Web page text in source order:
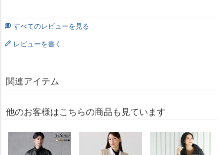
すべてのレビューを見る
レビューを書く
関連アイテム
他のお客様はこちらの商品も見ています